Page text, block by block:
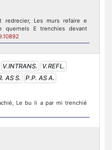
redrecier, Les murs refaire e
quernels E trenchies devant
V.INTRANS.
V.REFL.
AS S.
P.P. AS A.
Le bu li a par mi trenchié